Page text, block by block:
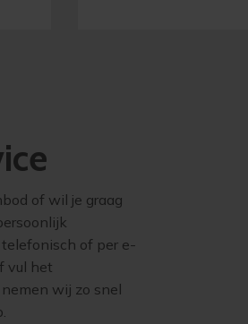
of wil je graag
of per e-
vul het
wij zo snel